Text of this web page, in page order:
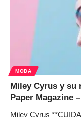
MODA
Miley Cyrus y su
Paper Magazine
Miley Cyrus